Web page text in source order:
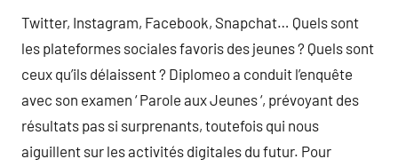
Twitter, Instagram, Facebook, Snapchat… Quels sont
les plateformes sociales favoris des jeunes ? Quels sont
ceux qu’ils délaissent ? Diplomeo a conduit l’enquête
avec son examen ‘ Parole aux Jeunes ‘, prévoyant des
résultats pas si surprenants, toutefois qui nous
aiguillent sur les activités digitales du futur. Pour